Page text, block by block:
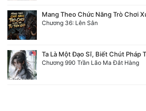
Mang Theo Chức Năng Trò Chơi
Chương 36: Lên Sân
Ta Là Một Đạo Sĩ, Biết Chút Pháp
Chương 990 Trần Lão Ma Đắt Hàng